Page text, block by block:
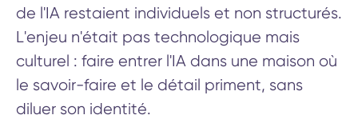
de l'IA restaient individuels et non structurés.
L'enjeu n'était pas technologique mais
culturel : faire entrer l'IA dans une maison où
le savoir-faire et le détail priment, sans
diluer son identité.